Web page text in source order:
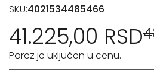
SKU:4021534485466
41.225,00 RSD
Porez je uključen u cenu.